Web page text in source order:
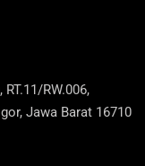
RW.006,
Jawa Barat 16710